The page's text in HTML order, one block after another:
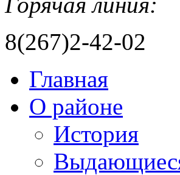
8(267)2-42-02
Главная
О районе
История